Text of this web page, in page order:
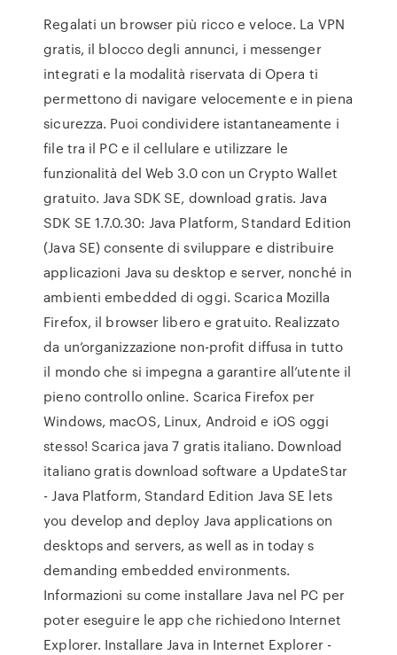
Regalati un browser più ricco e veloce. La VPN
gratis, il blocco degli annunci, i messenger
integrati e la modalità riservata di Opera ti
permettono di navigare velocemente e in piena
sicurezza. Puoi condividere istantaneamente i
file tra il PC e il cellulare e utilizzare le
funzionalità del Web 3.0 con un Crypto Wallet
gratuito. Java SDK SE, download gratis. Java
SDK SE 1.7.0.30: Java Platform, Standard Edition
(Java SE) consente di sviluppare e distribuire
applicazioni Java su desktop e server, nonché in
ambienti embedded di oggi. Scarica Mozilla
Firefox, il browser libero e gratuito. Realizzato
da un’organizzazione non-profit diffusa in tutto
il mondo che si impegna a garantire all’utente il
pieno controllo online. Scarica Firefox per
Windows, macOS, Linux, Android e iOS oggi
stesso! Scarica java 7 gratis italiano. Download
italiano gratis download software a UpdateStar
- Java Platform, Standard Edition Java SE lets
you develop and deploy Java applications on
desktops and servers, as well as in today s
demanding embedded environments.
Informazioni su come installare Java nel PC per
poter eseguire le app che richiedono Internet
Explorer. Installare Java in Internet Explorer -